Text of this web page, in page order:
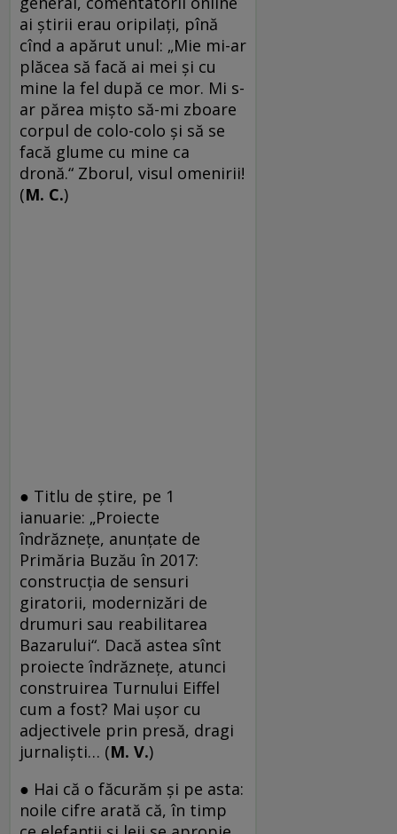
ai ştirii erau oripilaţi, pînă
cînd a apărut unul: „Mie mi-ar
plăcea să facă ai mei şi cu
mine la fel după ce mor. Mi s-
ar părea mişto să-mi zboare
corpul de colo-colo şi să se
facă glume cu mine ca
dronă.“ Zborul, visul omenirii!
(M. C.)
● Titlu de știre, pe 1
ianuarie: „Proiecte
îndrăzneţe, anunţate de
Primăria Buzău în 2017:
construcţia de sensuri
giratorii, modernizări de
drumuri sau reabilitarea
Bazarului“. Dacă astea sînt
proiecte îndrăznețe, atunci
construirea Turnului Eiffel
cum a fost? Mai ușor cu
adjectivele prin presă, dragi
jurnaliști… (M. V.)
● Hai că o făcurăm şi pe asta:
noile cifre arată că, în timp